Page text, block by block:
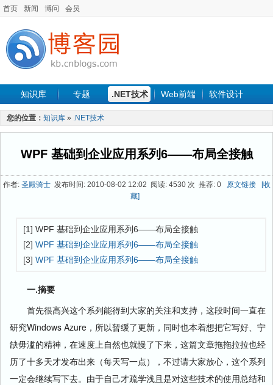
首页 新闻 博问 会员
知识库 专题 .NET技术 Web前端 软件设计
手机开发 软件工程
最新文章
您的位置： 知识库 » .NET技术
WPF 基础到企业应用系列6——布局全接触
作者: 圣殿骑士发布时间: 2010-08-02 12:02 阅读: 4530 次 推荐: 0 原文链接
[收
藏]
[1] WPF 基础到企业应用系列6——布局全接触
[2] WPF 基础到企业应用系列6——布局全接触
[3] WPF 基础到企业应用系列6——布局全接触
一.摘要
首先很高兴这个系列能得到大家的关注和支持，这段时间一直在
研究Windows Azure，所以暂缓了更新，同时也本着想把它写好、宁
缺毋滥的精神，在速度上自然也就慢了下来，这篇文章拖拖拉拉也经
历了十多天才发布出来（每天写一点），不过请大家放心，这个系列
一定会继续写下去。由于自己才疏学浅且是对这些技术的使用总结和